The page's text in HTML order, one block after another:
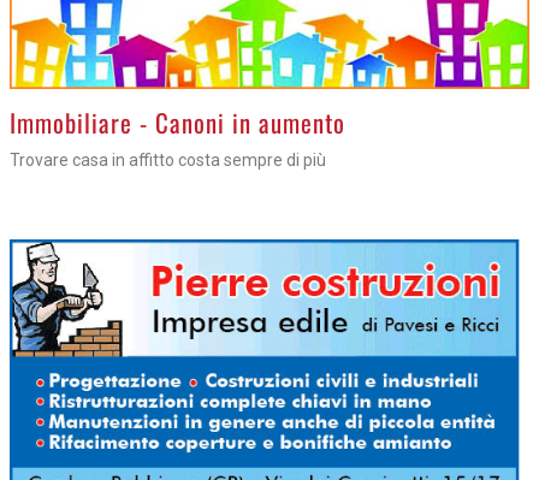
>Immobiliare - Canoni in aumento
Trovare casa in affitto costa sempre di più